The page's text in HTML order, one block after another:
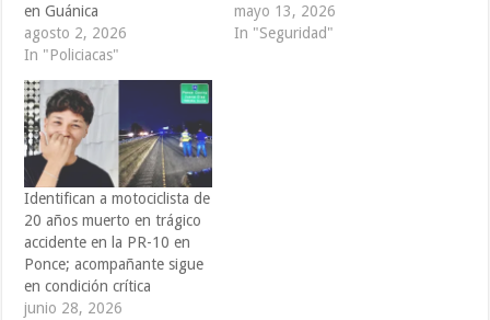
en Guánica
agosto 2, 2026
In "Policiacas"
mayo 13, 2026
In "Seguridad"
Identifican a motociclista de
20 años muerto en trágico
accidente en la PR-10 en
Ponce; acompañante sigue
en condición crítica
junio 28, 2026